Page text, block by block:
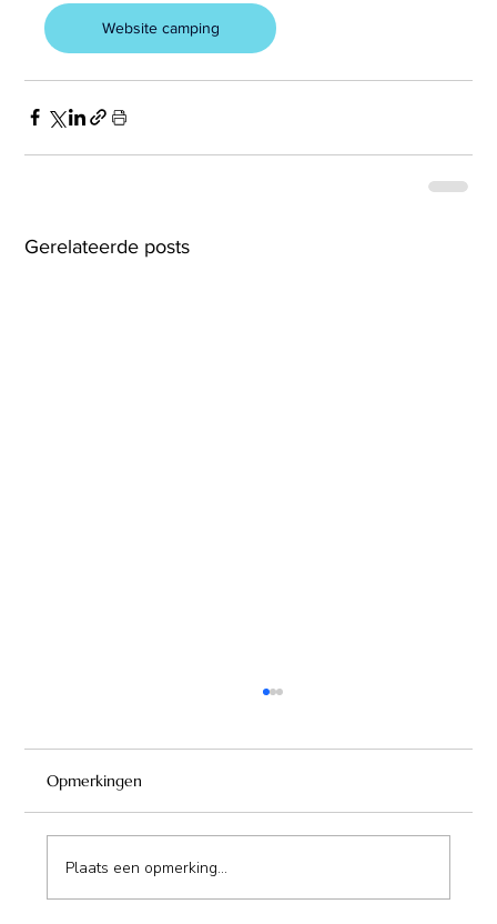
Website camping
Gerelateerde posts
Opmerkingen
Plaats een opmerking...